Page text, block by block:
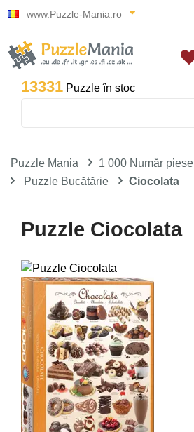
www.Puzzle-Mania.ro
13331 Puzzle în stoc
Puzzle Mania 1 000 Număr piese
Puzzle Bucătărie
Ciocolata
Puzzle Ciocolata